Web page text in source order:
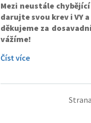
Mezi neustále
darujte svou krev i VY
děkujeme za
vážíme!
Číst více